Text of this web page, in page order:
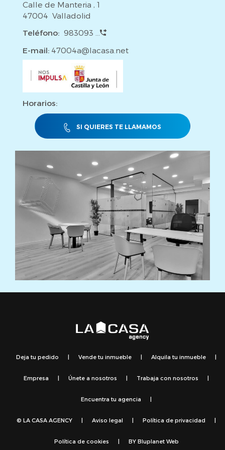
Calle de Manteria , 1
47004 Valladolid
Teléfono: 983093 ...
E-mail: 47004a@lacasa.net
Horarios:
SI QUIERES TE LLAMAMOS
Deja tu pedido | Vende tu inmueble | Alquila tu inmueble |
Empresa | Únete a nosotros | Trabaja con nosotros |
Encuentra tu agencia |
© LA CASA AGENCY | Aviso legal | Política de privacidad |
Política de cookies | BY Bluplanet Web